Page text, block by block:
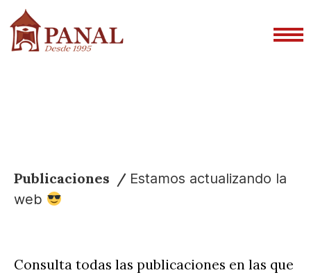
Publicaciones / Estamos actualizando la
web
Consulta todas las publicaciones en las que